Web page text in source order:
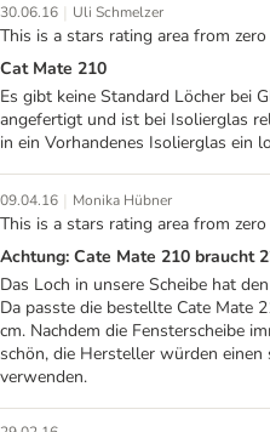
30.06.16 | Uli Schmelzer
This is a stars rating area from
Cat Mate 210
Es gibt keine Standard Löcher bei
angefertigt und ist bei Isolierglas
in ein Vorhandenes Isolierglas ein
09.04.16 | Monika Hübner
This is a stars rating area from
Achtung: Cate Mate 210 braucht
Das Loch in unsere Scheibe hat
Da passte die bestellte Cate Mate
cm. Nachdem die Fensterscheibe
schön, die Hersteller würden
verwenden.